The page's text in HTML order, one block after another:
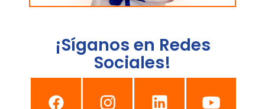
¡Síganos en Redes
Sociales!